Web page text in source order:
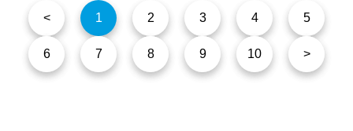
< 1 2 3 4 5
6 7 8 9 10 >